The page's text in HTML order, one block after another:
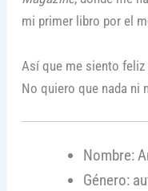
mi primer libro por el
Así que me siento
No quiero que nada ni
Nombre:
Género: